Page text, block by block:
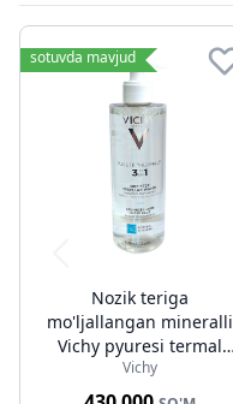
sotuvda mavjud
Nozik teriga
mo'ljallangan mineralli
Vichy pyuresi termal
mitsellar suvi 400 ml
Vichy